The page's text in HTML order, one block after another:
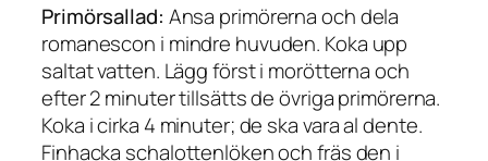
Primörsallad: Ansa primörerna och dela
romanescon i mindre huvuden. Koka upp
saltat vatten. Lägg först i morötterna och
efter 2 minuter tillsätts de övriga primörerna.
Koka i cirka 4 minuter; de ska vara al dente.
Finhacka schalottenlöken och fräs den i